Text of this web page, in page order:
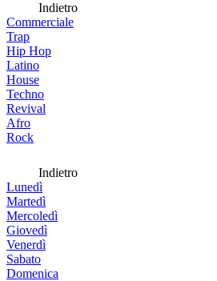
Indietro
Commerciale
Trap
Hip Hop
Latino
House
Techno
Revival
Afro
Rock
Indietro
Lunedì
Martedì
Mercoledì
Giovedì
Venerdì
Sabato
Domenica